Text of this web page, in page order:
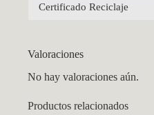
Certificado Reciclaje
Valoraciones
No hay valoraciones aún.
Productos relacionados